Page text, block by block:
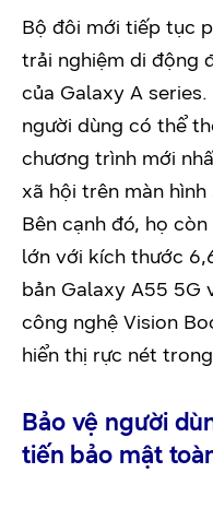
Bộ đôi mới tiếp tục
trải nghiệm di động
của Galaxy A
người dùng có thể
chương trình mới
xã hội trên màn
Bên cạnh đó, họ
lớn với kích thước
bản Galaxy A55 5G
công nghệ Vision
hiển thị rực nét
Bảo vệ người
tiến bảo mật